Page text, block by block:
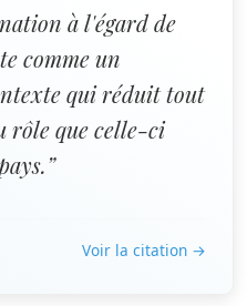
à l'égard de
comme un
qui réduit tout
rôle que celle-ci
Voir la citation →